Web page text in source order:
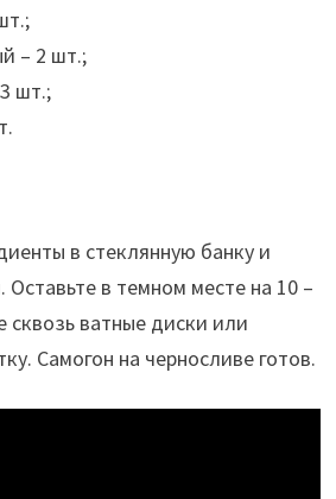
– 2 шт.;
шт.;
в стеклянную банку и
Оставьте в темном месте на 10 –
ватные диски или
Самогон на черносливе готов.